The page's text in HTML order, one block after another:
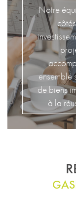
Notre
ensemble
de biens
à la